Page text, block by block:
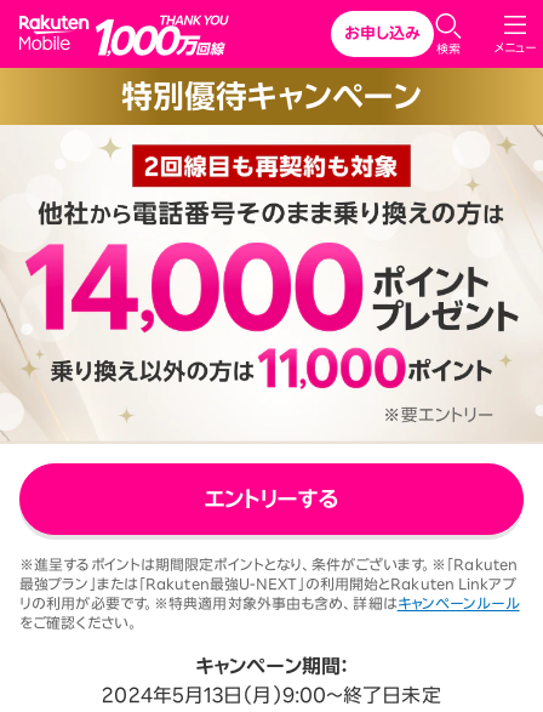
Rakuten Mobile
メニュー
検索
お申し込み
特別優待キャンペーン
エントリーする
※進呈するポイントは期間限定ポイントとなり、条件がございます。※「Rakuten
最強プラン」または「Rakuten最強U-NEXT」の利用開始とRakuten Linkアプ
リの利用が必要です。※特典適用対象外事由も含め、詳細はキャンペーンルール
をご確認ください。
キャンペーン期間：
2024年5月13日（月）9:00～終了日未定
※1 同一名義で累計5回線以上ご契約の場合、2025年11月19日より1回
線につき3,500円（税込3,850円、開通翌々月に確定）。「累計」とは、楽
天モバイルがサービスを本格開始した2020年4月8日以降に契約され
たすべての回線（解約済みの回線も含む）の合計数を指します。
C
l
s
e